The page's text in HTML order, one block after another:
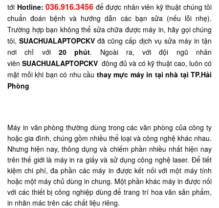
tới Hotline: 036.916.3456 để được nhân viên kỹ thuật chúng tôi
chuẩn đoán bệnh và hướng dẫn các bạn sửa (nếu lỗi nhẹ).
Trường hợp bạn không thể sửa chữa được máy in, hãy gọi chúng
tôi,SUACHUALAPTOPCKV đã cũng cấp dịch vụ sửa máy in tận
nơi chỉ với 20 phút. Ngoài ra, với đội ngũ nhân
viên SUACHUALAPTOPCKV đông đủ và có kỹ thuật cao, luôn có
mặt mỗi khi bạn có nhu cầu thay mực máy in tại nhà tại TP.Hải
Phòng
Máy in văn phòng thường dùng trong các văn phòng của công ty
hoặc gia đình, chúng gồm nhiều thể loại và công nghệ khác nhau.
Nhưng hiện nay, thông dụng và chiếm phần nhiều nhất hiện nay
trên thế giới là máy in ra giấy và sử dụng công nghệ laser. Để tiết
kiệm chi phí, đa phần các máy in được kết nối với một máy tính
hoặc một máy chủ dùng in chung. Một phần khác máy in được nối
với các thiết bị công nghiệp dùng để trang trí hoa văn sản phẩm,
in nhãn mác trên các chất liệu riêng.